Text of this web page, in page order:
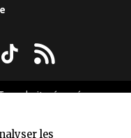
les
droits réservés